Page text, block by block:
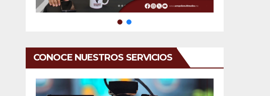
CONOCE NUESTROS SERVICIOS